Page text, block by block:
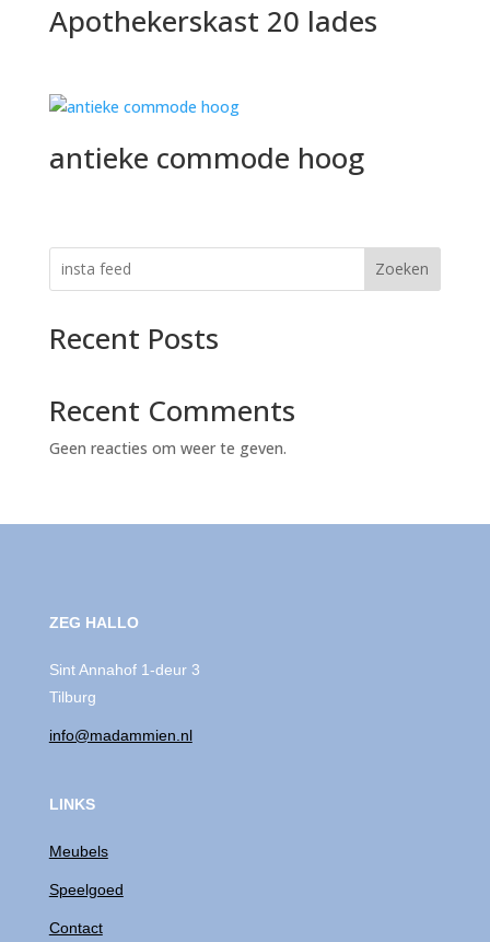
Apothekerskast 20 lades
antieke commode hoog
Zoeken
Recent Posts
Recent Comments
Geen reacties om weer te geven.
ZEG HALLO
Sint Annahof 1-deur 3
Tilburg
info@madammien.nl
LINKS
Meubels
Speelgoed
Contact